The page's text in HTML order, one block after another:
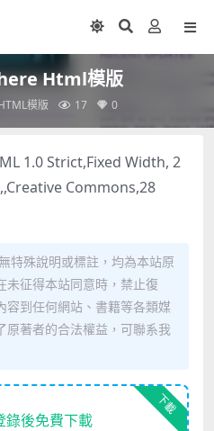
Html模版
模版 17 0
1.0 Strict,Fixed Width, 2
Commons,28
特殊說明或標註，均為本站原
未征得本站同意時，禁止復
容到任何網站、書籍等各類媒
原著者的合法權益，可聯系我
下載
錄後免費下載